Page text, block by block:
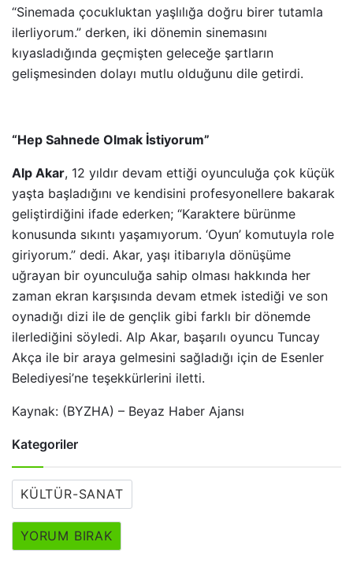
“Sinemada çocukluktan yaşlılığa doğru birer tutamla
ilerliyorum.” derken, iki dönemin sinemasını
kıyasladığında geçmişten geleceğe şartların
gelişmesinden dolayı mutlu olduğunu dile getirdi.
“Hep Sahnede Olmak İstiyorum”
Alp Akar, 12 yıldır devam ettiği oyunculuğa çok küçük
yaşta başladığını ve kendisini profesyonellere bakarak
geliştirdiğini ifade ederken; “Karaktere bürünme
konusunda sıkıntı yaşamıyorum. ‘Oyun’ komutuyla role
giriyorum.” dedi. Akar, yaşı itibarıyla dönüşüme
uğrayan bir oyunculuğa sahip olması hakkında her
zaman ekran karşısında devam etmek istediği ve son
oynadığı dizi ile de gençlik gibi farklı bir dönemde
ilerlediğini söyledi. Alp Akar, başarılı oyuncu Tuncay
Akça ile bir araya gelmesini sağladığı için de Esenler
Belediyesi’ne teşekkürlerini iletti.
Kaynak: (BYZHA) – Beyaz Haber Ajansı
Kategoriler
KÜLTÜR-SANAT
YORUM BIRAK